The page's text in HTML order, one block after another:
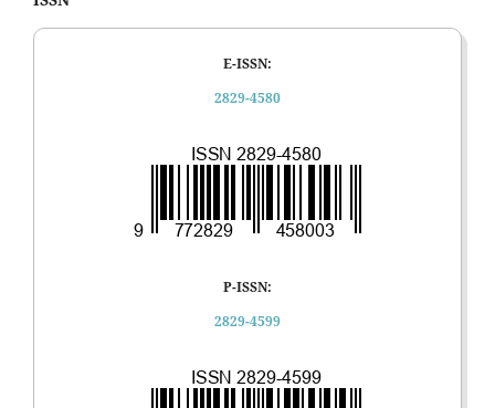
E-ISSN:
2829-4580
P-ISSN:
2829-4599